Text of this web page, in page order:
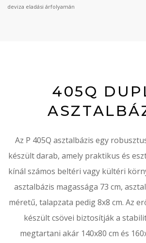
deviza eladási árfolyamán
405Q
Az P 405Q asztalbázis egy
készült darab, amely praktikus és
kínál számos beltéri vagy kültéri
asztalbázis magassága 73 cm,
méretű, talapzata pedig 8x8 cm. Az
készült csövei biztosítják a
megtartani akár 140x80 cm és